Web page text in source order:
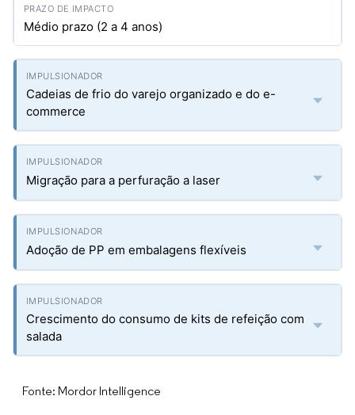
Médio prazo (2 a 4 anos)
Cadeias de frio do varejo organizado e do e-
commerce
Migração para a perfuração a laser
Adoção de PP em embalagens flexíveis
Crescimento do consumo de kits de refeição com
salada
Fonte: Mordor Intelligence